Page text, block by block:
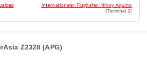
Internationaler Flughafen Ninoy Aquino
(Terminal 2)
Z2328 (APG)